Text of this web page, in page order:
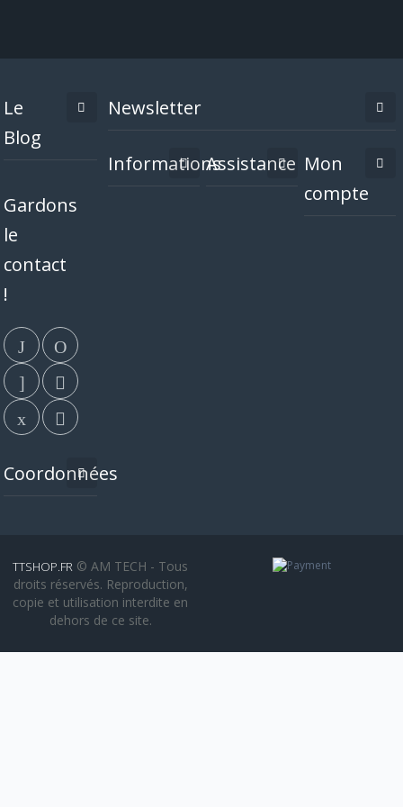
Le
Blog
Gardons
le
contact
!
Coordonnées
Newsletter
InformationsAssistance Mon
compte
TTSHOP.FR © AM TECH - Tous
droits réservés. Reproduction,
copie et utilisation interdite en
dehors de ce site.